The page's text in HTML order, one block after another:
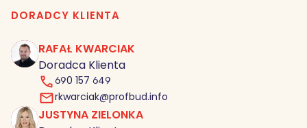
DORADCY KLIENTA
RK
RAFAŁ KWARCIAK
Doradca Klienta
690 157 649
rkwarciak@profbud.info
JZ
JUSTYNA ZIELONKA